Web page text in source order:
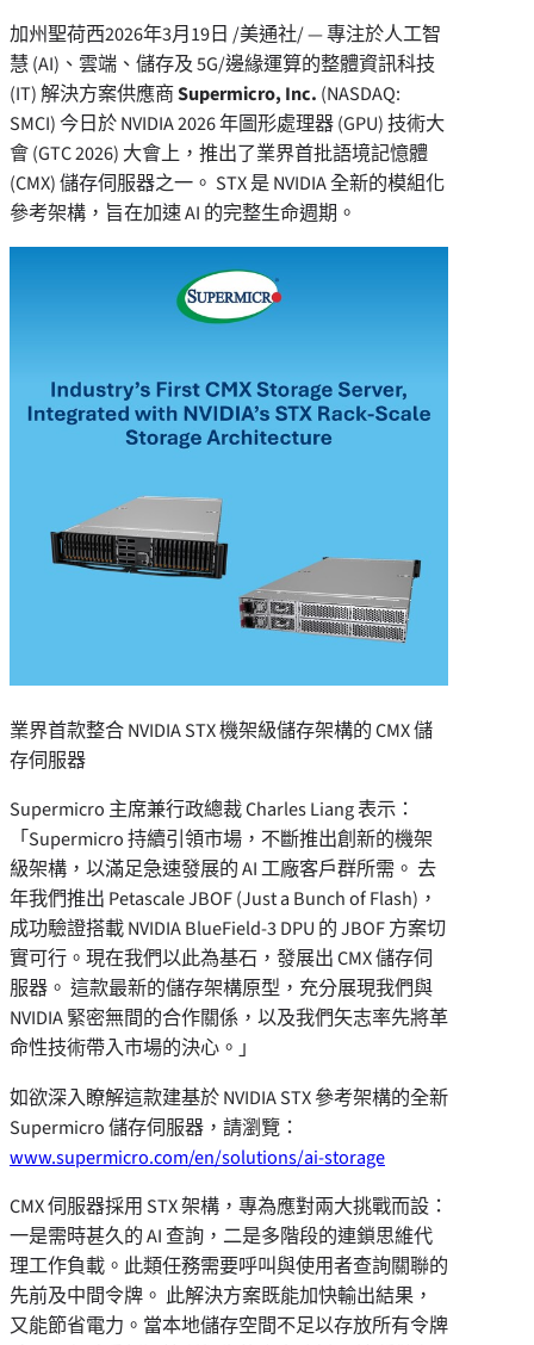
加州聖荷西2026年3月19日 /美通社/ — 專注於人工智
慧 (AI)、雲端、儲存及 5G/邊緣運算的整體資訊科技
(IT) 解決方案供應商Supermicro, Inc. (NASDAQ:
SMCI) 今日於 NVIDIA 2026 年圖形處理器 (GPU) 技術大
會 (GTC 2026) 大會上，推出了業界首批語境記憶體
(CMX) 儲存伺服器之一。 STX 是 NVIDIA 全新的模組化
參考架構，旨在加速 AI 的完整生命週期。
業界首款整合 NVIDIA STX 機架級儲存架構的 CMX 儲
存伺服器
Supermicro 主席兼行政總裁 Charles Liang 表示：
「Supermicro 持續引領市場，不斷推出創新的機架
級架構，以滿足急速發展的 AI 工廠客戶群所需。 去
年我們推出 Petascale JBOF (Just a Bunch of Flash)，
成功驗證搭載 NVIDIA BlueField-3 DPU 的 JBOF 方案切
實可行。現在我們以此為基石，發展出 CMX 儲存伺
服器。 這款最新的儲存架構原型，充分展現我們與
NVIDIA 緊密無間的合作關係，以及我們矢志率先將革
命性技術帶入市場的決心。」
如欲深入瞭解這款建基於 NVIDIA STX 參考架構的全新
Supermicro 儲存伺服器，請瀏覽：
www.supermicro.com/en/solutions/ai-storage
CMX 伺服器採用 STX 架構，專為應對兩大挑戰而設：
一是需時甚久的 AI 查詢，二是多階段的連鎖思維代
理工作負載。此類任務需要呼叫與使用者查詢關聯的
先前及中間令牌。 此解決方案既能加快輸出結果，
又能節省電力。當本地儲存空間不足以存放所有令牌